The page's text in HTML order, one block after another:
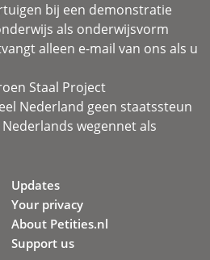
bij een demonstratie
als onderwijsvorm
alleen e-mail van ons als u
Staal Project
Nederland geen staatssteun
wegennet als
Updates
Your privacy
About Petities.nl
Support us